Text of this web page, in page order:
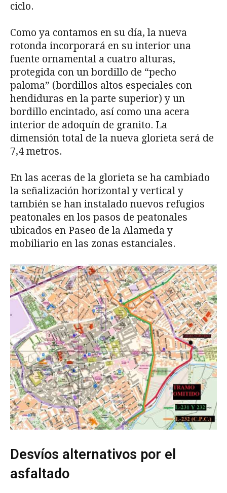
ciclo.
Como ya contamos en su día, la nueva
rotonda incorporará en su interior una
fuente ornamental a cuatro alturas,
protegida con un bordillo de “pecho
paloma” (bordillos altos especiales con
hendiduras en la parte superior) y un
bordillo encintado, así como una acera
interior de adoquín de granito. La
dimensión total de la nueva glorieta será de
7,4 metros.
En las aceras de la glorieta se ha cambiado
la señalización horizontal y vertical y
también se han instalado nuevos refugios
peatonales en los pasos de peatonales
ubicados en Paseo de la Alameda y
mobiliario en las zonas estanciales.
Desvíos alternativos por el
asfaltado